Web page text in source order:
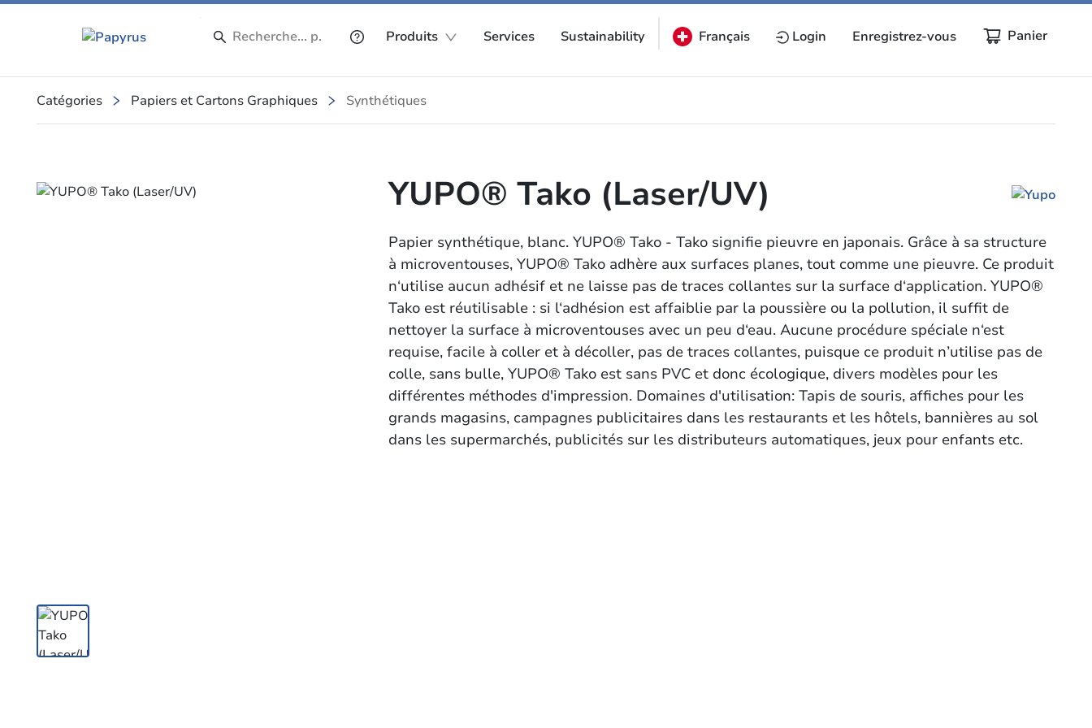
Produits Services Sustainability Français Login Enregistrez-vous Panier
Catégories Papiers et Cartons Graphiques Synthétiques
Slide 1 of 1 YUPO® Tako (Laser/UV)
Papier synthétique, blanc. YUPO® Tako - Tako signifie pieuvre en japonais. Grâce à sa structure
à microventouses, YUPO® Tako adhère aux surfaces planes, tout comme une pieuvre. Ce produit
n‘utilise aucun adhésif et ne laisse pas de traces collantes sur la surface d‘application. YUPO®
Tako est réutilisable : si l‘adhésion est affaiblie par la poussière ou la pollution, il suffit de
nettoyer la surface à microventouses avec un peu d‘eau. Aucune procédure spéciale n‘est
requise, facile à coller et à décoller, pas de traces collantes, puisque ce produit n’utilise pas de
colle, sans bulle, YUPO® Tako est sans PVC et donc écologique, divers modèles pour les
différentes méthodes d'impression. Domaines d'utilisation: Tapis de souris, affiches pour les
grands magasins, campagnes publicitaires dans les restaurants et les hôtels, bannières au sol
dans les supermarchés, publicités sur les distributeurs automatiques, jeux pour enfants etc.